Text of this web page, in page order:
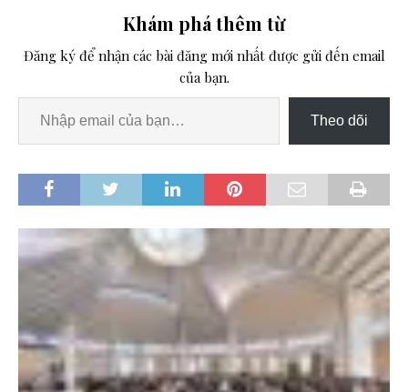
Khám phá thêm từ
Đăng ký để nhận các bài đăng mới nhất được gửi đến email
của bạn.
Theo dõi